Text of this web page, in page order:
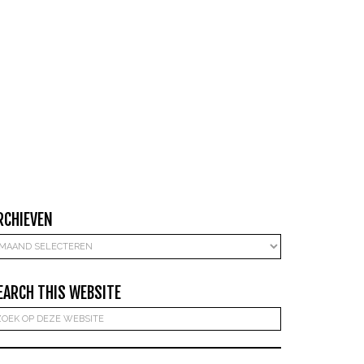
THIS WEBSITE